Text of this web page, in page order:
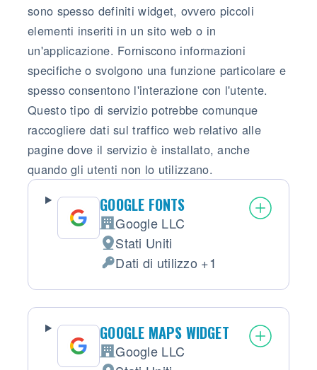
sono spesso definiti widget, ovvero piccoli
elementi inseriti in un sito web o in
un'applicazione. Forniscono informazioni
specifiche o svolgono una funzione particolare e
spesso consentono l'interazione con l'utente.
Questo tipo di servizio potrebbe comunque
raccogliere dati sul traffico web relativo alle
pagine dove il servizio è installato, anche
quando gli utenti non lo utilizzano.
GOOGLE FONTS
Azienda:
Google LLC
Luogo del trattamento:
Stati Uniti
Dati Personali trattati:
Dati di utilizzo +1
GOOGLE MAPS WIDGET
Azienda:
Google LLC